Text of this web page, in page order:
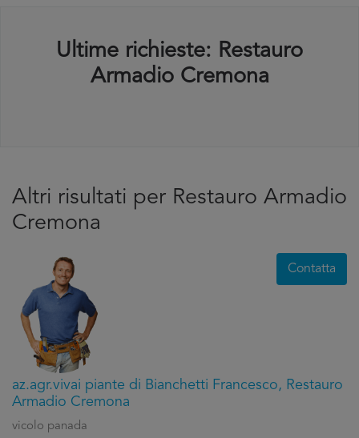
Ultime richieste: Restauro
Armadio Cremona
Altri risultati per Restauro Armadio
Cremona
az.agr.vivai piante di Bianchetti Francesco, Restauro
Armadio Cremona
vicolo panada
Contatta